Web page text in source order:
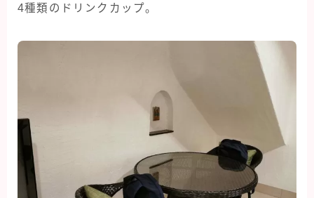
4種類のドリンクカップ。